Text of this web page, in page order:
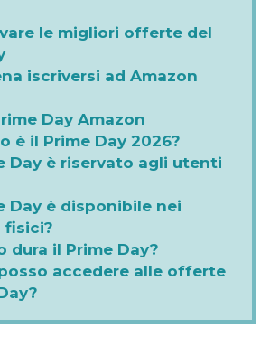
le migliori offerte del
iscriversi ad Amazon
Day Amazon
è il Prime Day 2026?
Day è riservato agli utenti
Day è disponibile nei
fisici?
dura il Prime Day?
accedere alle offerte